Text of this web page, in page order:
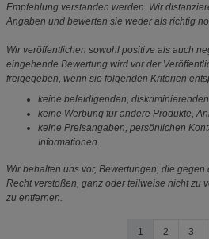
Empfehlung verstanden werden. Wir
Angaben und bewerten sie weder als richtig
Wir veröffentlichen sowohl positive als auch
eingehende Bewertung wird vor der
freigegeben, wenn sie folgenden Kriterien
keine beleidigenden,
keine Werbung für andere Produkte,
keine Preisangaben, persönlichen
Informationen.
Wir behalten uns vor, Bewertungen, die
Recht verstoßen, ganz oder teilweise nicht zu
zu entfernen.
1 2 3